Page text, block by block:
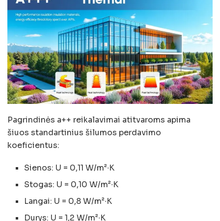
Pagrindinės a++ reikalavimai atitvaroms apima
šiuos standartinius šilumos perdavimo
koeficientus:
Sienos: U = 0,11 W/m²∙K
Stogas: U = 0,10 W/m²∙K
Langai: U = 0,8 W/m²∙K
Durys: U = 1,2 W/m²∙K